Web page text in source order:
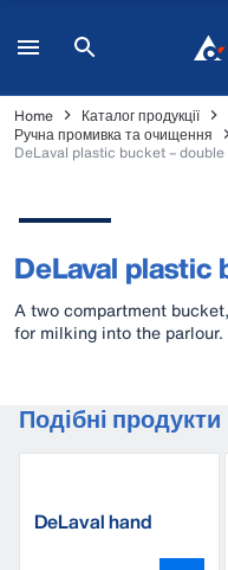
Home Каталог продукції
Ручна промивка та очищення
DeLaval plastic bucket – double
DeLaval plastic
A two compartment
for milking into the parlour.
Подібні продукти
DeLaval hand